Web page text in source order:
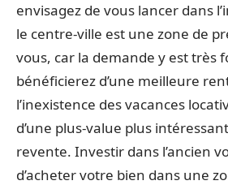
envisagez de vous lancer dans
le centre-ville est une zone de
vous, car la demande y est très
bénéficierez d’une meilleure
l’inexistence des vacances
d’une plus-value plus
revente. Investir dans l’ancien
d’acheter votre bien dans une